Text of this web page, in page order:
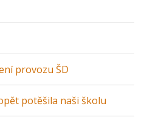
provozu ŠD
potěšila naši školu